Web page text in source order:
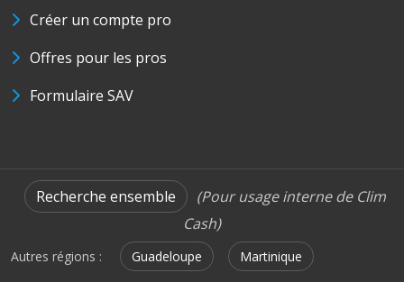
Créer un compte pro
Offres pour les pros
Formulaire SAV
Recherche ensemble
(Pour usage interne de Clim
Cash)
Autres régions : Guadeloupe Martinique